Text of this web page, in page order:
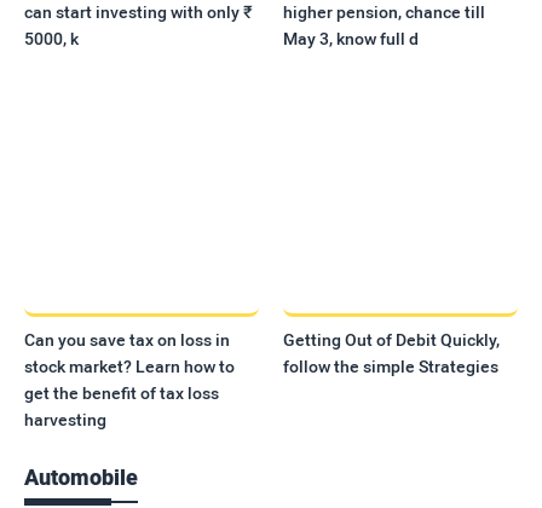
can start investing with only ₹
5000, k
higher pension, chance till
May 3, know full d
Can you save tax on loss in
stock market? Learn how to
get the benefit of tax loss
harvesting
Getting Out of Debit Quickly,
follow the simple Strategies
Automobile